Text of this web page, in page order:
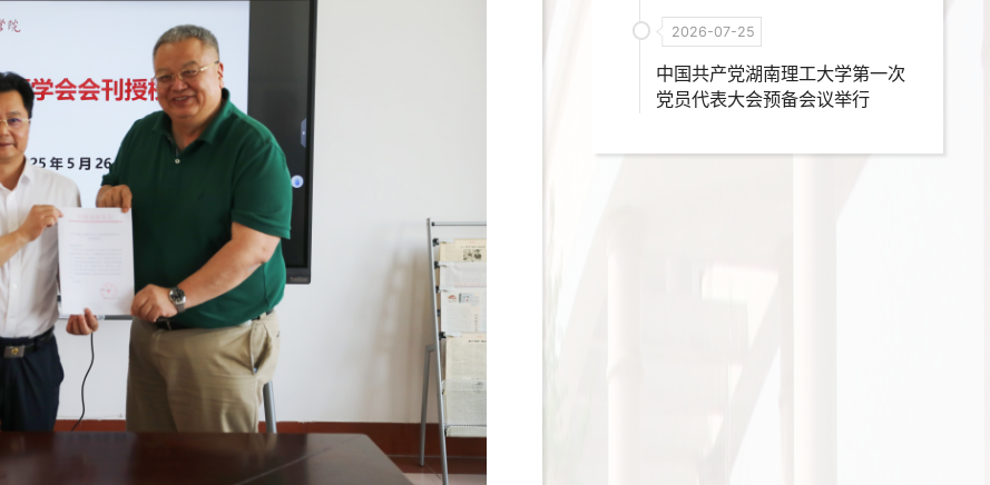
2026-07-25
中国共产党湖南理工大学第一次
党员代表大会预备会议举行